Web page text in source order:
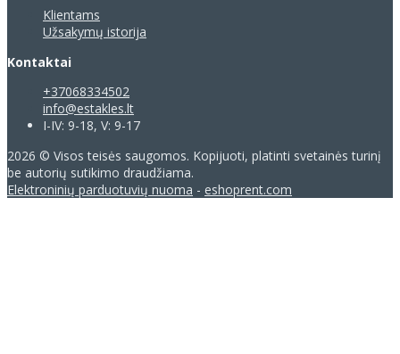
Klientams
Užsakymų istorija
Kontaktai
+37068334502
info@estakles.lt
I-IV: 9-18, V: 9-17
2026 © Visos teisės saugomos. Kopijuoti, platinti svetainės turinį
be autorių sutikimo draudžiama.
Elektroninių parduotuvių nuoma - eshoprent.com